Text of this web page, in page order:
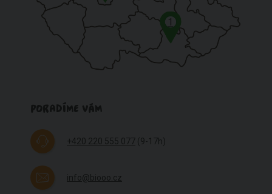
1
PORADÍME VÁM
+420 220 555 077 (9-17h)
info@biooo.cz